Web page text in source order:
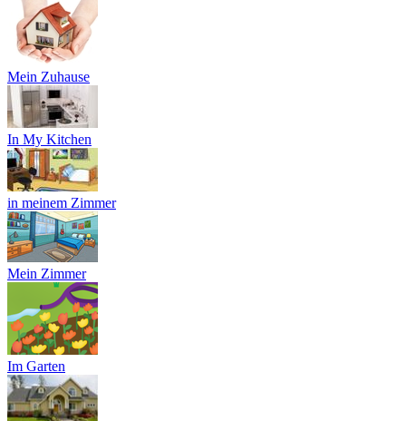
Mein Zuhause
In My Kitchen
in meinem Zimmer
Mein Zimmer
Im Garten